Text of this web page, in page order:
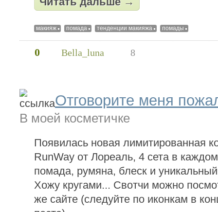
макияж помада тенденции макияжа помады
0 Bella_luna 8
Отговорите меня
В моей косметичке
Появилась новая лимитированная
RunWay от Лореаль, 4 сета в
помада, румяна, блеск и
Хожу кругами... Свотчи можно
же сайте (следуйте по иконкам в